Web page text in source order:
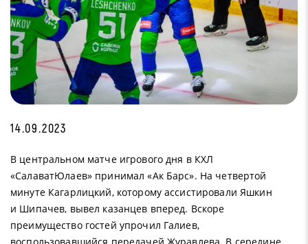
14.09.2023
В центральном матче игрового дня в КХЛ
«СалаватЮлаев» принимал «Ак Барс». На четвертой
минуте Кагарлицкий, которому ассистировали Яшкин
и Шипачев, вывел казанцев вперед. Вскоре
преимущество гостей упрочил Галиев,